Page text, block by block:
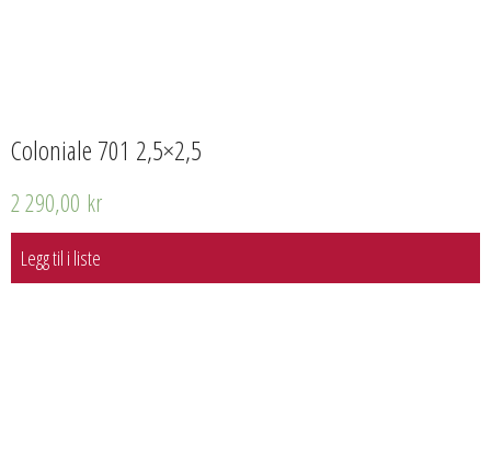
Coloniale 701 2,5×2,5
2 290,00 kr
Legg til i liste